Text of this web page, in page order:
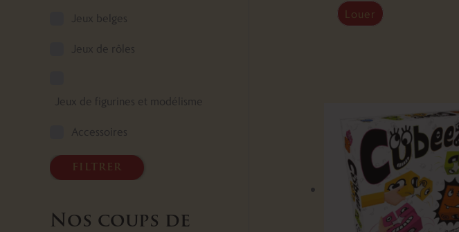
Jeux belges
Jeux de rôles
Jeux de figurines et modélisme
Accessoires
filtrer
Nos coups de
Louer